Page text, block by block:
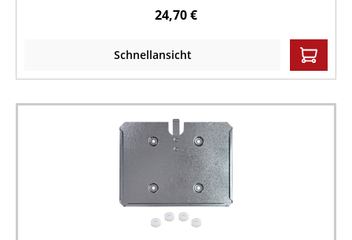
24,70 €
Schnellansicht